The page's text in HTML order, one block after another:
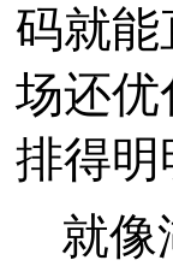
码就
场还优
排得明
就像